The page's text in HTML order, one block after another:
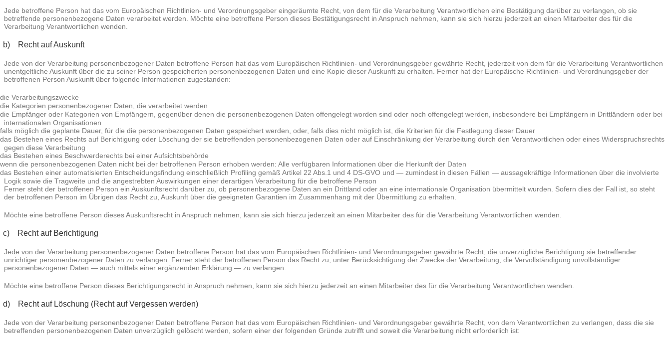
Jede betroffene Person hat das vom Europäischen Richtlinien- und Verordnungsgeber eingeräumte Recht, von dem für die Verarbeitung Verantwortlichen eine Bestätigung darüber zu verlangen, ob sie
betreffende personenbezogene Daten verarbeitet werden. Möchte eine betroffene Person dieses Bestätigungsrecht in Anspruch nehmen, kann sie sich hierzu jederzeit an einen Mitarbeiter des für die
Verarbeitung Verantwortlichen wenden.
b) Recht auf Auskunft
Jede von der Verarbeitung personenbezogener Daten betroffene Person hat das vom Europäischen Richtlinien- und Verordnungsgeber gewährte Recht, jederzeit von dem für die Verarbeitung Verantwortlichen
unentgeltliche Auskunft über die zu seiner Person gespeicherten personenbezogenen Daten und eine Kopie dieser Auskunft zu erhalten. Ferner hat der Europäische Richtlinien- und Verordnungsgeber der
betroffenen Person Auskunft über folgende Informationen zugestanden:
die Verarbeitungszwecke
die Kategorien personenbezogener Daten, die verarbeitet werden
die Empfänger oder Kategorien von Empfängern, gegenüber denen die personenbezogenen Daten offengelegt worden sind oder noch offengelegt werden, insbesondere bei Empfängern in Drittländern oder bei
internationalen Organisationen
falls möglich die geplante Dauer, für die die personenbezogenen Daten gespeichert werden, oder, falls dies nicht möglich ist, die Kriterien für die Festlegung dieser Dauer
das Bestehen eines Rechts auf Berichtigung oder Löschung der sie betreffenden personenbezogenen Daten oder auf Einschränkung der Verarbeitung durch den Verantwortlichen oder eines Widerspruchsrechts
gegen diese Verarbeitung
das Bestehen eines Beschwerderechts bei einer Aufsichtsbehörde
wenn die personenbezogenen Daten nicht bei der betroffenen Person erhoben werden: Alle verfügbaren Informationen über die Herkunft der Daten
das Bestehen einer automatisierten Entscheidungsfindung einschließlich Profiling gemäß Artikel 22 Abs.1 und 4 DS-GVO und — zumindest in diesen Fällen — aussagekräftige Informationen über die involvierte
Logik sowie die Tragweite und die angestrebten Auswirkungen einer derartigen Verarbeitung für die betroffene Person
Ferner steht der betroffenen Person ein Auskunftsrecht darüber zu, ob personenbezogene Daten an ein Drittland oder an eine internationale Organisation übermittelt wurden. Sofern dies der Fall ist, so steht
der betroffenen Person im Übrigen das Recht zu, Auskunft über die geeigneten Garantien im Zusammenhang mit der Übermittlung zu erhalten.
Möchte eine betroffene Person dieses Auskunftsrecht in Anspruch nehmen, kann sie sich hierzu jederzeit an einen Mitarbeiter des für die Verarbeitung Verantwortlichen wenden.
c) Recht auf Berichtigung
Jede von der Verarbeitung personenbezogener Daten betroffene Person hat das vom Europäischen Richtlinien- und Verordnungsgeber gewährte Recht, die unverzügliche Berichtigung sie betreffender
unrichtiger personenbezogener Daten zu verlangen. Ferner steht der betroffenen Person das Recht zu, unter Berücksichtigung der Zwecke der Verarbeitung, die Vervollständigung unvollständiger
personenbezogener Daten — auch mittels einer ergänzenden Erklärung — zu verlangen.
Möchte eine betroffene Person dieses Berichtigungsrecht in Anspruch nehmen, kann sie sich hierzu jederzeit an einen Mitarbeiter des für die Verarbeitung Verantwortlichen wenden.
d) Recht auf Löschung (Recht auf Vergessen werden)
Jede von der Verarbeitung personenbezogener Daten betroffene Person hat das vom Europäischen Richtlinien- und Verordnungsgeber gewährte Recht, von dem Verantwortlichen zu verlangen, dass die sie
betreffenden personenbezogenen Daten unverzüglich gelöscht werden, sofern einer der folgenden Gründe zutrifft und soweit die Verarbeitung nicht erforderlich ist: